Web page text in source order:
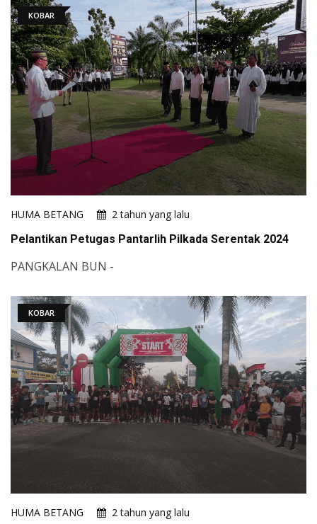
KOBAR
HUMA BETANG
2 tahun yang lalu
Pelantikan Petugas Pantarlih Pilkada Serentak 2024
PANGKALAN BUN -
KOBAR
HUMA BETANG
2 tahun yang lalu